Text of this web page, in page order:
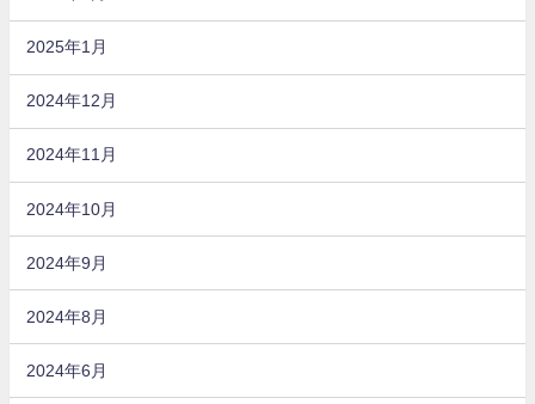
2025年1月
2024年12月
2024年11月
2024年10月
2024年9月
2024年8月
2024年6月